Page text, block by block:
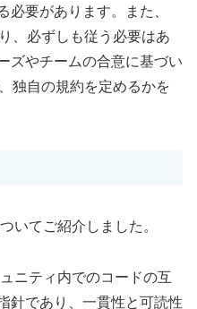
必要があります。また、
、必ずしも従う必要はあ
ズやチームの合意に基づい
独自の規約を定めるかを
いてご紹介しました。
ニティ内でのコードの互
針であり、一貫性と可読性